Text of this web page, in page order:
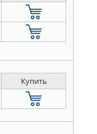
Купить